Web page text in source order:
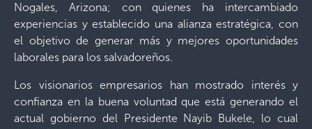
Nogales, Arizona; con quienes ha intercambiado
experiencias y establecido una alianza estratégica, con
el objetivo de generar más y mejores oportunidades
laborales para los salvadoreños.
Los visionarios empresarios han mostrado interés y
confianza en la buena voluntad que está generando el
actual gobierno del Presidente Nayib Bukele, lo cual